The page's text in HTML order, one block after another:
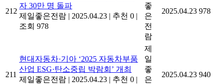
212
자 30만 명 돌파
제일좋은전람 | 2025.04.23 | 추천 0 |
조회 978
좋
은
전
람
2025.04.23 978
211
현대자동차·기아 ‘2025 자동차부품
산업 ESG·탄소중립 박람회’ 개최
제일좋은전람 | 2025.04.23 | 추천 0 |
제
일
좋
은
2025.04.23 940